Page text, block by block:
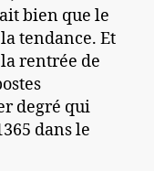
bien que le
tendance. Et
la rentrée de
degré qui
dans le